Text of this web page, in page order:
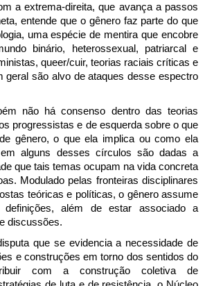
a extrema-direita, que avança a passos
entende que o gênero faz parte do que
uma espécie de mentira que encobre
binário, heterossexual, patriarcal e
queer/cuir, teorias raciais críticas e
geral são alvo de ataques desse espectro
não há consenso dentro das teorias
progressistas e de esquerda sobre o que
gênero, o que ela implica ou como ela
em alguns desses círculos são dadas a
que tais temas ocupam na vida concreta
Modulado pelas fronteiras disciplinares
teóricas e políticas, o gênero assume
definições, além de estar associado a
discussões.
que se evidencia a necessidade de
e construções em torno dos sentidos do
com a construção coletiva de